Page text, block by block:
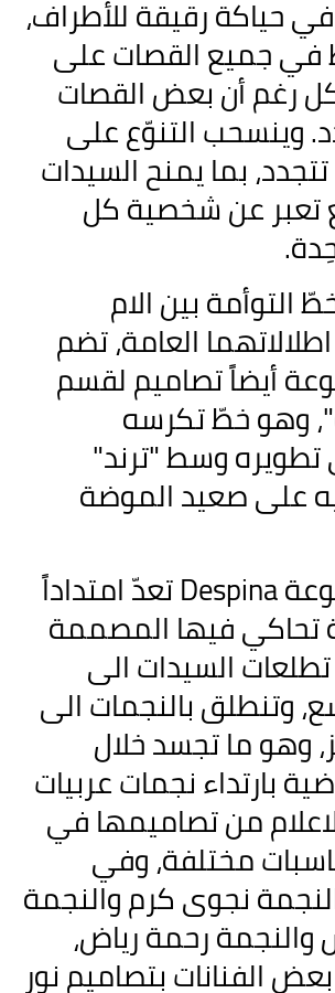
في حياكة رقيقة للأطراف،
جميع القصات على
رغم أن بعض القصات
وينسحب التنوّع على
تتجدد، بما يمنح السيدات
تعبر عن شخصية كل
.
التوأمة بين الام
العامة، تضم
أيضاً تصاميم لقسم
وهو خطّ تكرسه
وسط "ترند"
على صعيد الموضة
Despinaتعدّ امتداداً
تحاكي فيها المصممة
تطلعات السيدات الى
وتنطلق بالنجمات الى
وهو ما تجسد خلال
بارتداء نجمات عربيات
من تصاميمها في
مختلفة، وفي
نجوى كرم والنجمة
والنجمة رحمة رياض،
الفنانات بتصاميم نور